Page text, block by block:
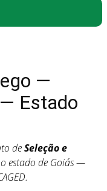
—
Estado
deSeleção e
estado de Goiás —